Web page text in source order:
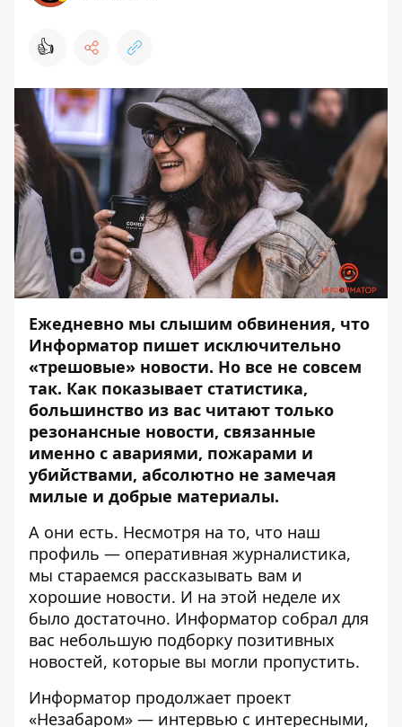
👍
Ежедневно мы слышим обвинения, что
Информатор пишет исключительно
«трешовые» новости. Но все не совсем
так. Как показывает статистика,
большинство из вас читают только
резонансные новости, связанные
именно с авариями, пожарами и
убийствами, абсолютно не замечая
милые и добрые материалы.
А они есть. Несмотря на то, что наш
профиль — оперативная журналистика,
мы стараемся рассказывать вам и
хорошие новости. И на этой неделе их
было достаточно. Информатор собрал для
вас небольшую подборку позитивных
новостей, которые вы могли пропустить.
Информатор продолжает проект
«Незабаром» — интервью с интересными,